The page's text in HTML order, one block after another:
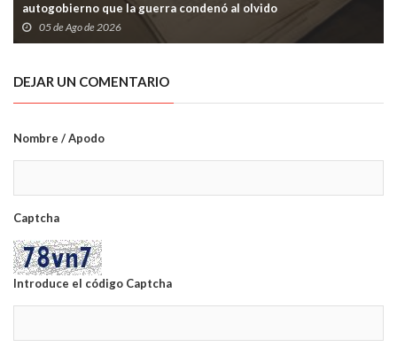
autogobierno que la guerra condenó al olvido
05 de Ago de 2026
DEJAR UN COMENTARIO
Nombre / Apodo
Captcha
Introduce el código Captcha